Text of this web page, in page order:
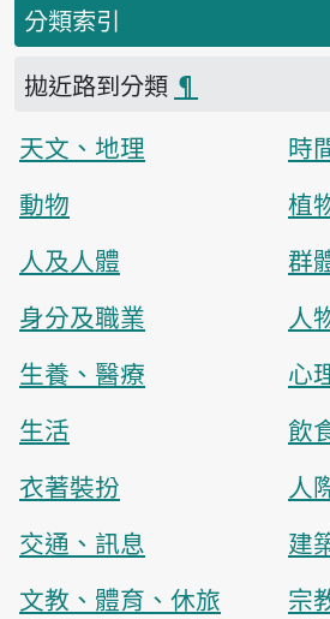
分類索引
拋近路到分類 ¶
天文、地理
時
動物
植
人及人體
群
身分及職業
人
生養、醫療
心
生活
飲
衣著裝扮
人
交通、訊息
建
文教、體育、休旅
宗